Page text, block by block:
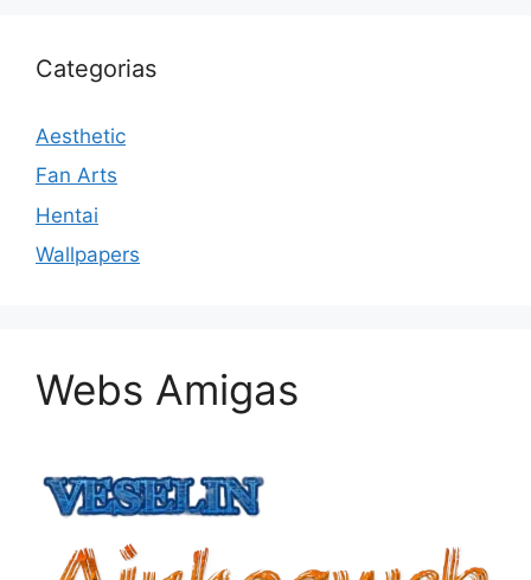
Categorias
Aesthetic
Fan Arts
Hentai
Wallpapers
Webs Amigas